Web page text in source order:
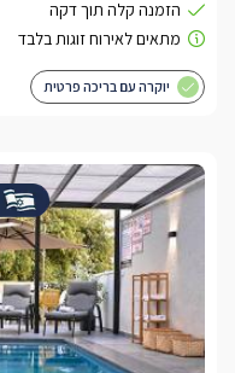
יוקרה עם בריכה פרטית